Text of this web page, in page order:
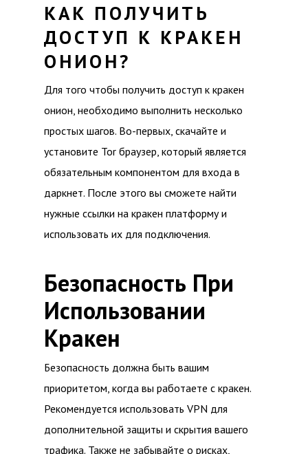
КАК ПОЛУЧИТЬ
ДОСТУП К КРАКЕН
ОНИОН?
Для того чтобы получить доступ к кракен
онион, необходимо выполнить несколько
простых шагов. Во-первых, скачайте и
установите Tor браузер, который является
обязательным компонентом для входа в
даркнет. После этого вы сможете найти
нужные ссылки на кракен платформу и
использовать их для подключения.
Безопасность При
Использовании
Кракен
Безопасность должна быть вашим
приоритетом, когда вы работаете с кракен.
Рекомендуется использовать VPN для
дополнительной защиты и скрытия вашего
трафика. Также не забывайте о рисках,